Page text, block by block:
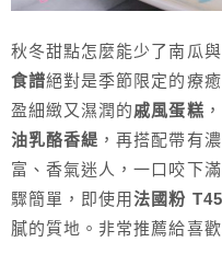
秋冬甜點怎麼能少了南瓜
食譜絕對是季節限定的療
盈細緻又濕潤的戚風蛋糕
油乳酪香緹 ，再搭配帶有
富、香氣迷人，一口咬下
驟簡單，即使用法國粉 T45
膩的質地。非常推薦給喜